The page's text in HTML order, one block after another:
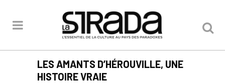
LES AMANTS D’HÉROUVILLE, UNE
HISTOIRE VRAIE